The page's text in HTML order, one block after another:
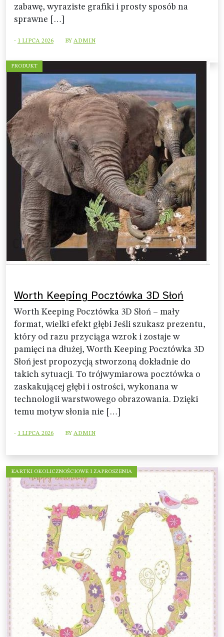
zabawę, wyraziste grafiki i prosty sposób na
sprawne […]
- 1 LIPCA 2026 BY ADMIN
PRODUKT
Worth Keeping Pocztówka 3D Słoń
Worth Keeping Pocztówka 3D Słoń – mały
format, wielki efekt głębi Jeśli szukasz prezentu,
który od razu przyciąga wzrok i zostaje w
pamięci na dłużej, Worth Keeping Pocztówka 3D
Słoń jest propozycją stworzoną dokładnie do
takich sytuacji. To trójwymiarowa pocztówka o
zaskakującej głębi i ostrości, wykonana w
technologii warstwowego obrazowania. Dzięki
temu motyw słonia nie […]
- 1 LIPCA 2026 BY ADMIN
KARTKI OKOLICZNOŚCIOWE I ZAPROSZENIA